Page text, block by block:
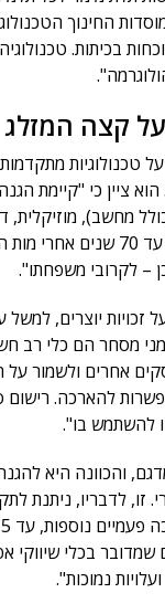
החינוך
בכיתות.
על קצה המזלג
טכנולוגיות
הוא ציין כי "קיימת
מחשב), מוזיקלית,
זכויות היוצרים ניתנות עד 70
– לקרובי משפחתו".
זכויות יוצרים,
מסחר הם כלי רב
אחרים ולשמור על
עם אפשרות להארכה.
להשתמש בו".
והכוונה היא
זו, לדבריו, ניתנת
שמדובר בכלי שיווקי
נמוכות".